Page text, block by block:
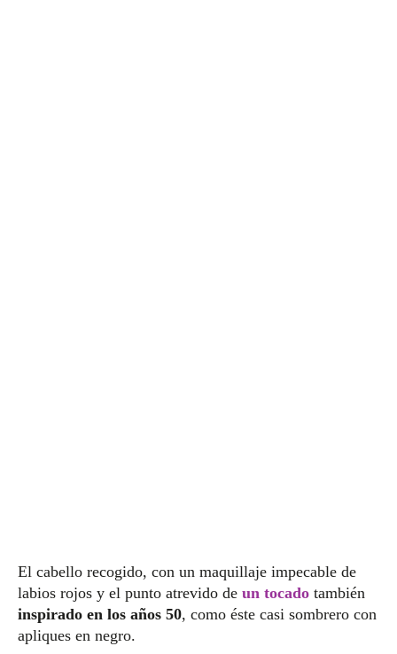
El cabello recogido, con un maquillaje impecable de
labios rojos y el punto atrevido de un tocado también
inspirado en los años 50, como éste casi sombrero con
apliques en negro.